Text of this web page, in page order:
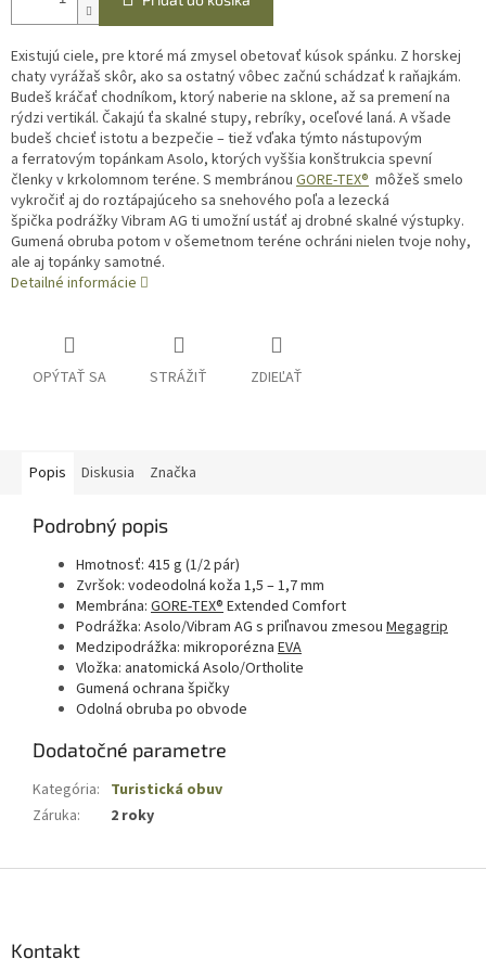
Existujú ciele, pre ktoré má zmysel obetovať kúsok spánku. Z horskej
chaty vyrážaš skôr, ako sa ostatný vôbec začnú schádzať k raňajkám.
Budeš kráčať chodníkom, ktorý naberie na sklone, až sa premení na
rýdzi vertikál. Čakajú ťa skalné stupy, rebríky, oceľové laná. A všade
budeš chcieť istotu a bezpečie – tiež vďaka týmto nástupovým
a ferratovým topánkam Asolo, ktorých vyššia konštrukcia spevní
členky v krkolomnom teréne. S membránou GORE-TEX® môžeš smelo
vykročiť aj do roztápajúceho sa snehového poľa a lezecká
špička podrážky Vibram AG ti umožní ustáť aj drobné skalné výstupky.
Gumená obruba potom v ošemetnom teréne ochráni nielen tvoje nohy,
ale aj topánky samotné.
Detailné informácie
OPÝTAŤ SA STRÁŽIŤ ZDIEĽAŤ
Popis Diskusia Značka
Podrobný popis
Hmotnosť: 415 g (1/2 pár)
Zvršok: vodeodolná koža 1,5 – 1,7 mm
Membrána: GORE-TEX®Extended Comfort
Podrážka: Asolo/Vibram AG s priľnavou zmesou Megagrip
Medzipodrážka: mikroporézna EVA
Vložka: anatomická Asolo/Ortholite
Gumená ochrana špičky
Odolná obruba po obvode
Dodatočné parametre
Kategória: Turistická obuv
Záruka: 2 roky
Kontakt